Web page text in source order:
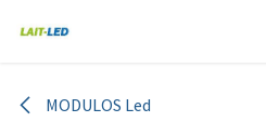
MODULOS Led